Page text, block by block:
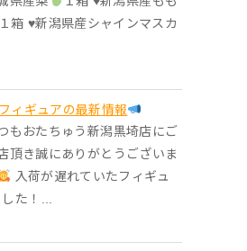
１箱 ♥︎新潟県産シャインマスカ
フィギュアの最新情報
もおたちゅう新潟黒埼店にご
頂き誠にありがとうございま
入荷が遅れていたフィギュ
た！...